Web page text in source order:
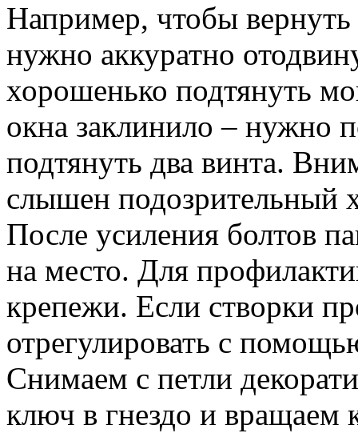
Например, чтобы
нужно аккуратно
хорошенько подтянуть
окна заклинило – нужно
подтянуть два винта.
слышен подозрительный
После усиления болтов
на место. Для
крепежи. Если створки
отрегулировать с
Снимаем с петли
ключ в гнездо и вращаем